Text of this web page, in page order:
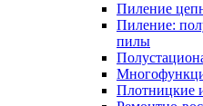
Пиление
Пиление:
пилы
Плотницкие